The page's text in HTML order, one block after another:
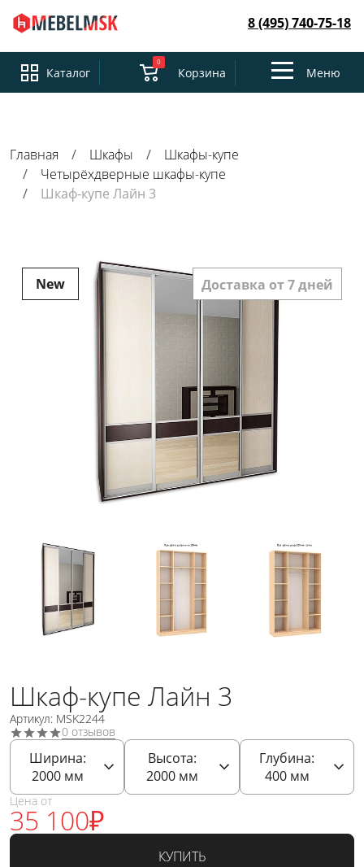
8 (495) 740-75-18
Каталог
0
Корзина
ToggleМеню
Главная Шкафы
Шкафы-купе
Четырёхдверные шкафы-купе
Шкаф-купе Лайн 3
New Доставка от 7 дней
Шкаф-купе Лайн 3
Артикул: MSK2244
0 отзывов
Ширина:
2000мм
Высота:
2000мм
Глубина:
400мм
Цена от
35 100₽
КУПИТЬ